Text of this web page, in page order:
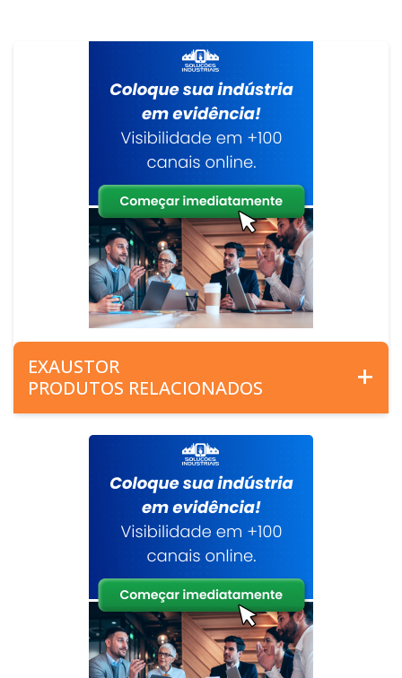
EXAUSTOR
PRODUTOS RELACIONADOS